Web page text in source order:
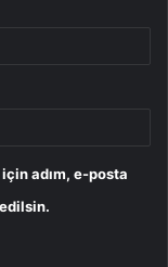
adım, e-posta